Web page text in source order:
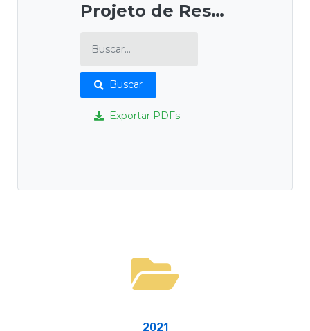
Projeto de Resoluções
Buscar
Exportar PDFs
2021